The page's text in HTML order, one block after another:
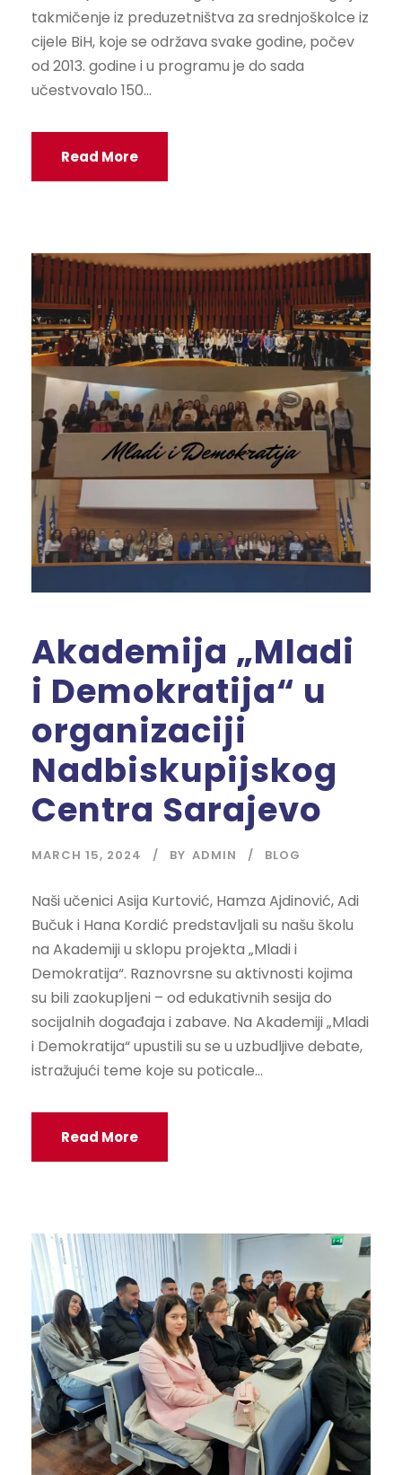
takmičenje iz preduzetništva za srednjoškolce iz
cijele BiH, koje se održava svake godine, počev
od 2013. godine i u programu je do sada
učestvovalo 150...
Read More
Akademija „Mladi
i Demokratija“ u
organizaciji
Nadbiskupijskog
Centra Sarajevo
MARCH 15, 2024 BY ADMIN BLOG
Naši učenici Asija Kurtović, Hamza Ajdinović, Adi
Bučuk i Hana Kordić predstavljali su našu školu
na Akademiji u sklopu projekta „Mladi i
Demokratija“. Raznovrsne su aktivnosti kojima
su bili zaokupljeni – od edukativnih sesija do
socijalnih događaja i zabave. Na Akademiji „Mladi
i Demokratija“ upustili su se u uzbudljive debate,
istražujući teme koje su poticale...
Read More